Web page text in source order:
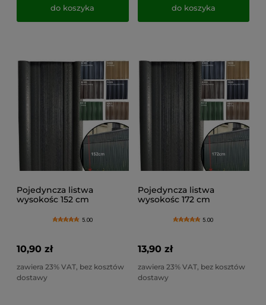
do koszyka do koszyka
Pojedyncza listwa
wysokośc 152 cm
panelowe
5.00
10,90 zł
zawiera 23% VAT, bez kosztów
dostawy
Pojedyncza listwa
wysokośc 172 cm
panelowe
5.00
13,90 zł
zawiera 23% VAT, bez kosztów
dostawy